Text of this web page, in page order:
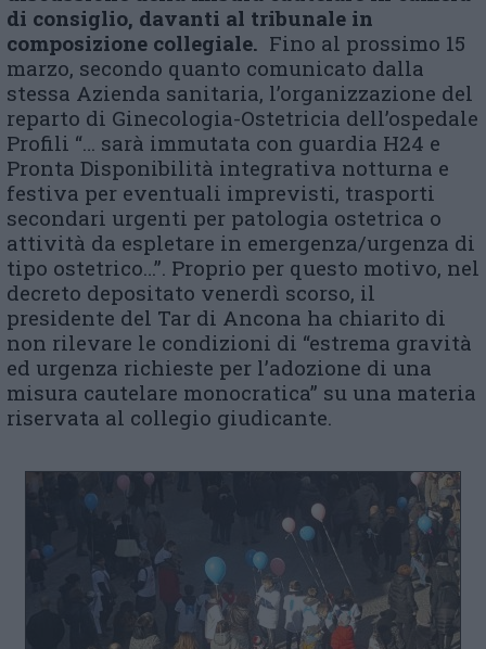
di consiglio, davanti al tribunale in
composizione collegiale. Fino al prossimo 15
marzo, secondo quanto comunicato dalla
stessa Azienda sanitaria, l’organizzazione del
reparto di Ginecologia-Ostetricia dell’ospedale
Profili “… sarà immutata con guardia H24 e
Pronta Disponibilità integrativa notturna e
festiva per eventuali imprevisti, trasporti
secondari urgenti per patologia ostetrica o
attività da espletare in emergenza/urgenza di
tipo ostetrico…”. Proprio per questo motivo, nel
decreto depositato venerdì scorso, il
presidente del Tar di Ancona ha chiarito di
non rilevare le condizioni di “estrema gravità
ed urgenza richieste per l’adozione di una
misura cautelare monocratica” su una materia
riservata al collegio giudicante.